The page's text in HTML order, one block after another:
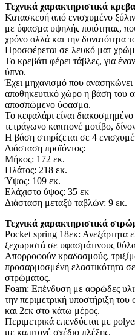
Τεχνικά χαρακτηριστικά
Κατασκευή από ενισχυμένο
με ύφασμα υψηλής ποιότητας,
χρόνο αλλά και την δυνατότητα
Προσφέρεται σε λευκό ματ
Το κρεβάτι φέρει τάβλες, για
ύπνο.
Έχει μηχανισμό που ανασηκώνει
αποθηκευτικό χώρο η βάση του
αποσπώμενο ύφασμα.
Το κεφαλάρι είναι
τετράγωνο καπιτονέ μοτίβο,
Η βάση στηρίζεται σε 4
Διάσταση προϊόντος:
Μήκος: 172 εκ.
Πλάτος: 218 εκ.
Ύψος: 109 εκ.
Ελάχιστο ύψος: 35 εκ
Διάσταση μεταξύ ταβλών: 9 εκ.
Τεχνικά χαρακτηριστικά
Pocket spring 18εκ: Ανεξάρτητα
ξεχωριστά σε υφασμάτινους
Απορροφούν κραδασμούς,
προσαρμοσμένη ελαστικότητα σε
στρώματος.
Foam: Επένδυση με αφρώδες
την περιμετρική υποστήριξη
και 2εκ στο κάτω μέρος.
Περιμετρικά επενδύεται με
με καπιτονέ σχέδιο πλέξης.